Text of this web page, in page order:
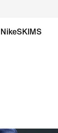
NikeSKIMS